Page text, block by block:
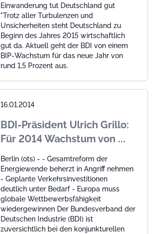
Einwanderung tut Deutschland gut
"Trotz aller Turbulenzen und
Unsicherheiten steht Deutschland zu
Beginn des Jahres 2015 wirtschaftlich
gut da. Aktuell geht der BDI von einem
BIP-Wachstum für das neue Jahr von
rund 1,5 Prozent aus.
16.01.2014
BDI-Präsident Ulrich Grillo:
Für 2014 Wachstum von ...
Berlin (ots) - - Gesamtreform der
Energiewende beherzt in Angriff nehmen
- Geplante Verkehrsinvestitionen
deutlich unter Bedarf - Europa muss
globale Wettbewerbsfähigkeit
wiedergewinnen Der Bundesverband der
Deutschen Industrie (BDI) ist
zuversichtlich bei den konjunkturellen